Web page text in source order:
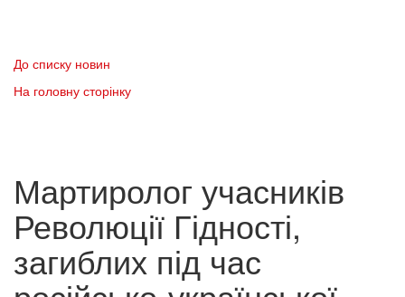
До списку новин
На головну сторінку
Мартиролог учасників
Революції Гідності,
загиблих під час